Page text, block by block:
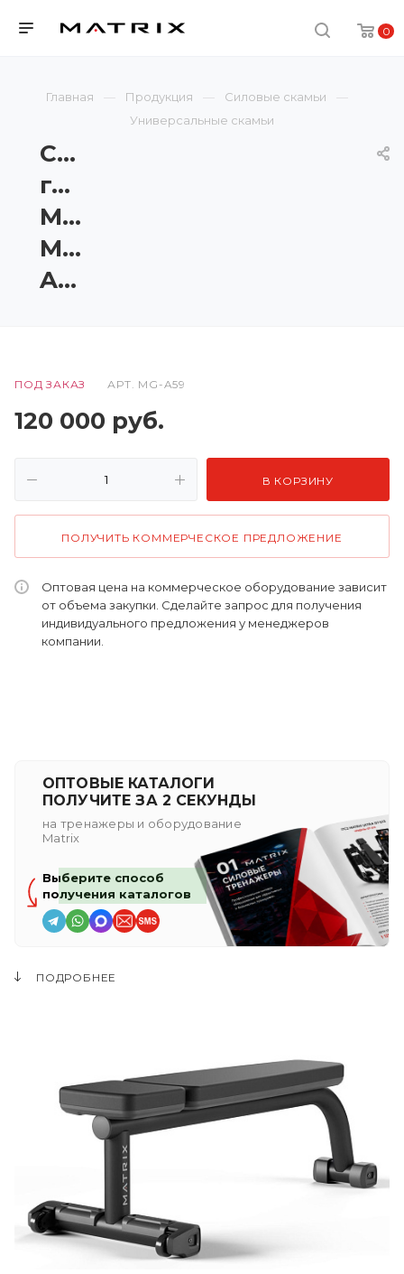
0
Главная Продукция
Силовые скамьи
Универсальные скамьи
Скамья
горизонтальная
Matrix
Magnum
A59
ПОД ЗАКАЗ АРТ. MG-A59
120 000 руб.
В КОРЗИНУ
ПОЛУЧИТЬ КОММЕРЧЕСКОЕ ПРЕДЛОЖЕНИЕ
Оптовая цена на коммерческое оборудование зависит
от объема закупки. Сделайте запрос для получения
индивидуального предложения у менеджеров
компании.
ОПТОВЫЕ КАТАЛОГИ
ПОЛУЧИТЕ ЗА 2 СЕКУНДЫ
на тренажеры и оборудование
Matrix
Выберите способ
получения каталогов
ПОДРОБНЕЕ